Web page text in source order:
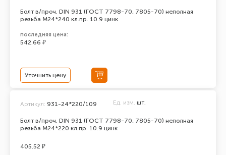
Болт в/проч. DIN 931 (ГОСТ 7798-70, 7805-70) неполная
резьба М24*240 кл.пр. 10.9 цинк
последняя цена:
542.66 ₽
Уточнить цену
Болт в/проч. DIN 931 (ГОСТ 7798-70, 7805-70) неполная
резьба М24*220 кл.пр. 10.9 цинк
Артикул: 931-24*220/109 Ед. изм. шт.
405.52 ₽